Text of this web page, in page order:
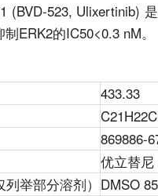
(BVD-523, Ulixertinib)
ERK2的IC50<0.3 nM。
433.33
869886-
优立替
举部分溶剂） DMSO